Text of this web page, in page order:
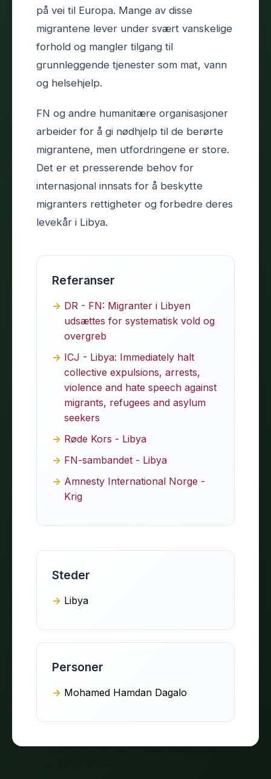
på vei til Europa. Mange av disse
migrantene lever under svært vanskelige
forhold og mangler tilgang til
grunnleggende tjenester som mat, vann
og helsehjelp.
FN og andre humanitære organisasjoner
arbeider for å gi nødhjelp til de berørte
migrantene, men utfordringene er store.
Det er et presserende behov for
internasjonal innsats for å beskytte
migranters rettigheter og forbedre deres
levekår i Libya.
Referanser
DR - FN: Migranter i Libyen
udsættes for systematisk vold og
overgreb
ICJ - Libya: Immediately halt
collective expulsions, arrests,
violence and hate speech against
migrants, refugees and asylum
seekers
Røde Kors - Libya
FN-sambandet - Libya
Amnesty International Norge -
Krig
Steder
Libya
Personer
Mohamed Hamdan Dagalo